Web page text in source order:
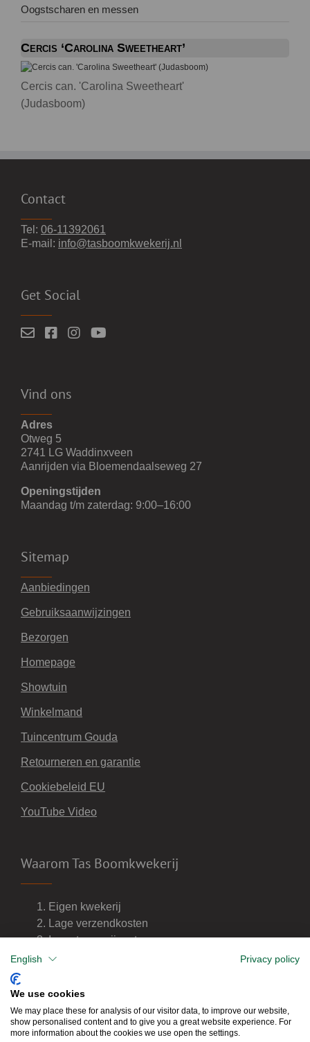
Oogstscharen en messen
Cercis ‘Carolina Sweetheart’
Cercis can. 'Carolina Sweetheart'
(Judasboom)
Contact
Tel: 06-11392061
E-mail: info@tasboomkwekerij.nl
Get Social
Vind ons
Adres
Otweg 5
2741 LG Waddinxveen
Aanrijden via Bloemendaalseweg 27
Openingstijden
Maandag t/m zaterdag: 9:00–16:00
Sitemap
Aanbiedingen
Gebruiksaanwijzingen
Bezorgen
Homepage
Showtuin
Winkelmand
Tuincentrum Gouda
Retourneren en garantie
Cookiebeleid EU
YouTube Video
Waarom Tas Boomkwekerij
Eigen kwekerij
Lage verzendkosten
Import van wijnvaten
Dealer van DCM meststoffen
English Privacy policy
We use cookies
We may place these for analysis of our visitor data, to improve our website,
show personalised content and to give you a great website experience. For
more information about the cookies we use open the settings.